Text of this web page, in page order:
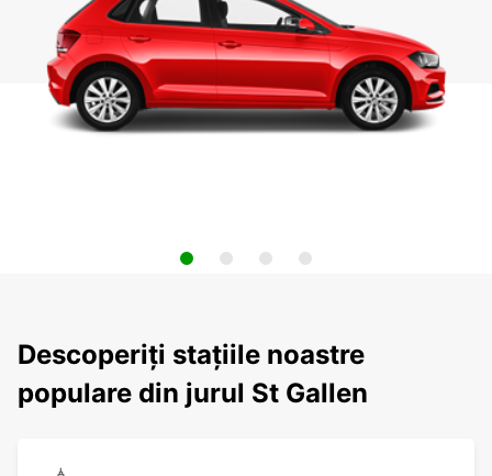
Descoperiți stațiile noastre
populare din jurul St Gallen